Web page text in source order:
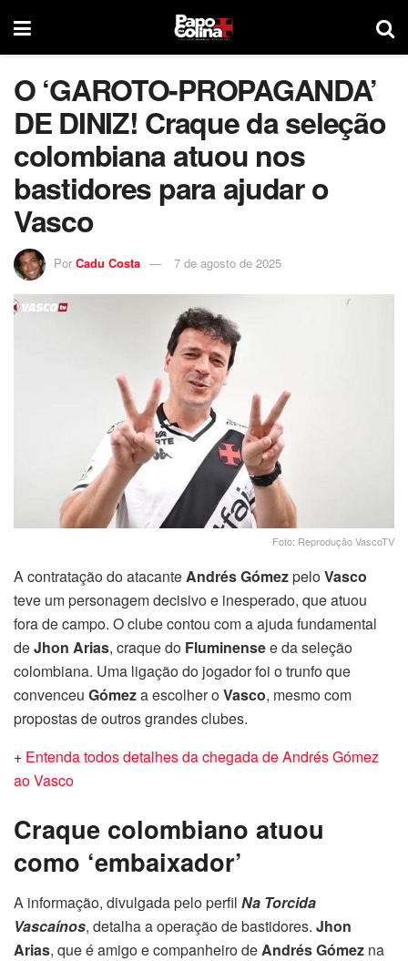
O ‘GAROTO-PROPAGANDA’
DE DINIZ! Craque da seleção
colombiana atuou nos
bastidores para ajudar o
Vasco
Por Cadu Costa 7 de agosto de 2025
Foto: Reprodução VascoTV
A contratação do atacanteAndrés GómezpeloVasco
teve um personagem decisivo e inesperado, que atuou
fora de campo. O clube contou com a ajuda fundamental
deJhon Arias, craque do Fluminensee da seleção
colombiana. Uma ligação do jogador foi o trunfo que
convenceu Gómeza escolher oVasco, mesmo com
propostas de outros grandes clubes.
+ Entenda todos detalhes da chegada de Andrés Gómez
ao Vasco
Craque colombiano atuou
como ‘embaixador’
A informação, divulgada pelo perfil Na Torcida
Vascaínos, detalha a operação de bastidores. Jhon
Arias, que é amigo e companheiro deAndrés Gómez na